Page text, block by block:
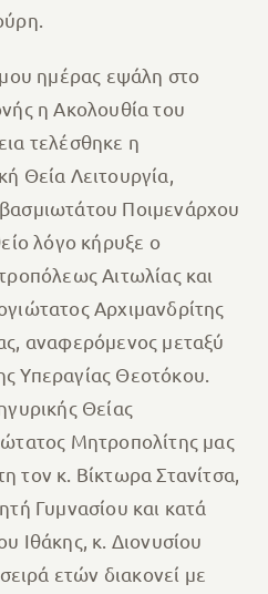
ημέρας εψάλη στο
η Ακολουθία του
τελέσθηκε η
Θεία Λειτουργία,
Ποιμενάρχου
λόγο κήρυξε ο
Αιτωλίας και
Αρχιμανδρίτης
αναφερόμενος μεταξύ
Υπεραγίας Θεοτόκου.
Θείας
Μητροπολίτης μας
τον κ. Βίκτωρα Στανίτσα,
Γυμνασίου και κατά
Ιθάκης, κ. Διονυσίου
ετών διακονεί με